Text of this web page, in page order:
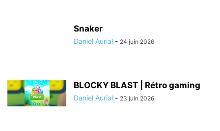
Snaker
Daniel Aurial - 24 juin 2026
BLOCKY BLAST | Rétro gaming
Daniel Aurial - 23 juin 2026